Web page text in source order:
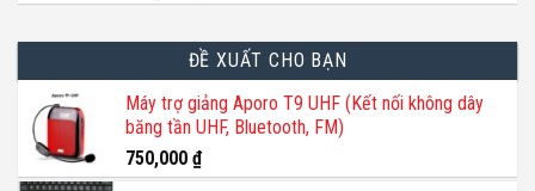
ĐỀ XUẤT CHO BẠN
Máy trợ giảng Aporo T9 UHF (Kết nối không dây
băng tần UHF, Bluetooth, FM)
750,000 ₫